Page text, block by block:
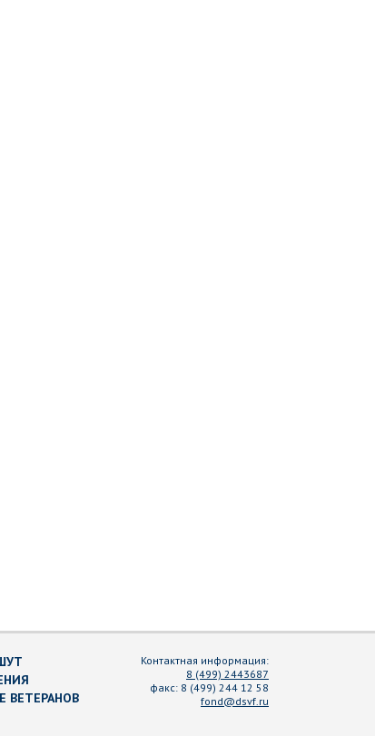
ВЕТЕРАНОВ
Контактная информация:
8 (499) 2443687
факс: 8 (499) 244 12 58
fond@dsvf.ru